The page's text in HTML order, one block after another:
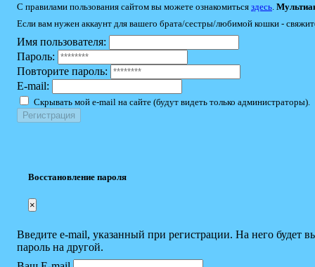
С правилами пользования сайтом вы можете ознакомиться здесь
Если вам нужен аккаунт для вашего брата/сестры/любимой кошки -
Имя пользователя:
Пароль:
Повторите пароль:
E-mail:
Скрывать мой e-mail на сайте (будут видеть только администраторы).
Восстановление пароля
×
Введите e-mail, указанный при регистрации. На него будет
пароль на другой.